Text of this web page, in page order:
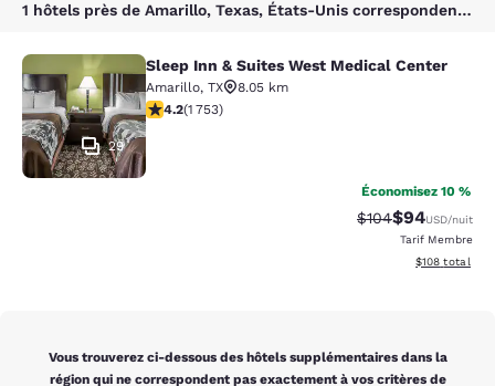
1 hôtels près de Amarillo, Texas, États-Unis correspondent à vos filtres
Sleep Inn & Suites West Medical
29
Sleep Inn & Suites West Medical Center
Amarillo, TX
8.05 km
4.18 étoiles. Très Bien. 1753 commentaires
4.2(1 753)
Économisez 10 %
Tarif barré :
$104Tarif réduit :
$94USD/nuit
Tarif Membre
Afficher les
$108 total
Vous trouverez ci-dessous des hôtels supplémentaires dans la
région qui ne correspondent pas exactement à vos critères de